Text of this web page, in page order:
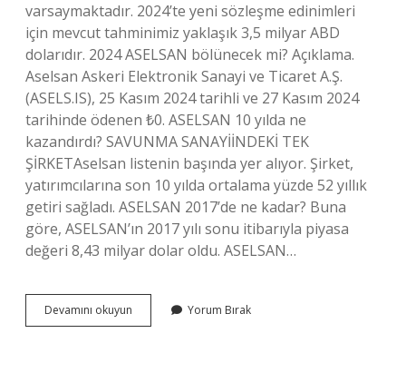
varsaymaktadır. 2024’te yeni sözleşme edinimleri
için mevcut tahminimiz yaklaşık 3,5 milyar ABD
dolarıdır. 2024 ASELSAN bölünecek mi? Açıklama.
Aselsan Askeri Elektronik Sanayi ve Ticaret A.Ş.
(ASELS.IS), 25 Kasım 2024 tarihli ve 27 Kasım 2024
tarihinde ödenen ₺0. ASELSAN 10 yılda ne
kazandırdı? SAVUNMA SANAYİİNDEKİ TEK
ŞİRKETAselsan listenin başında yer alıyor. Şirket,
yatırımcılarına son 10 yılda ortalama yüzde 52 yıllık
getiri sağladı. ASELSAN 2017’de ne kadar? Buna
göre, ASELSAN’ın 2017 yılı sonu itibarıyla piyasa
değeri 8,43 milyar dolar oldu. ASELSAN…
Devamını okuyun
Hedef
Yorum Bırak